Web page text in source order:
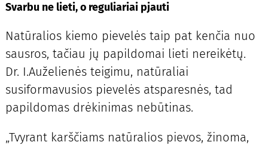
Svarbu ne lieti, o reguliariai pjauti
Natūralios kiemo pievelės taip pat kenčia nuo
sausros, tačiau jų papildomai lieti nereikėtų.
Dr. I.Auželienės teigimu, natūraliai
susiformavusios pievelės atsparesnės, tad
papildomas drėkinimas nebūtinas.
„Tvyrant karščiams natūralios pievos, žinoma,